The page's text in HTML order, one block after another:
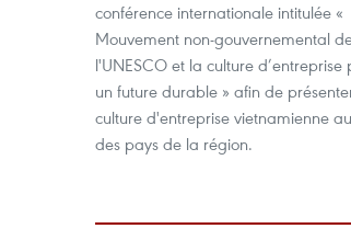
conférence internationale intitulée «
Mouvement non-gouvernemental
l'UNESCO et la culture d’entreprise
un future durable » afin de
culture d'entreprise vietnamienne
des pays de la région.